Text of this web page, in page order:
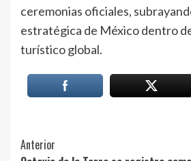
ceremonias oficiales,
estratégica de México dentro
turístico global.
Post
Anterior